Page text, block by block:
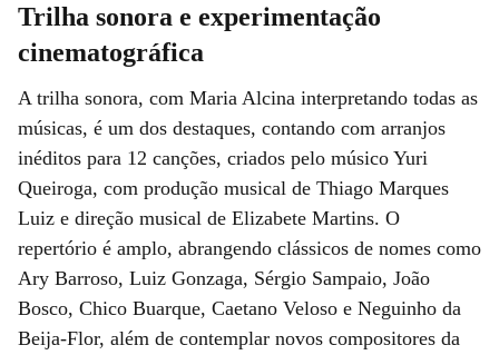
Trilha sonora e experimentação
cinematográfica
A trilha sonora, com Maria Alcina interpretando todas as
músicas, é um dos destaques, contando com arranjos
inéditos para 12 canções, criados pelo músico Yuri
Queiroga, com produção musical de Thiago Marques
Luiz e direção musical de Elizabete Martins. O
repertório é amplo, abrangendo clássicos de nomes como
Ary Barroso, Luiz Gonzaga, Sérgio Sampaio, João
Bosco, Chico Buarque, Caetano Veloso e Neguinho da
Beija-Flor, além de contemplar novos compositores da